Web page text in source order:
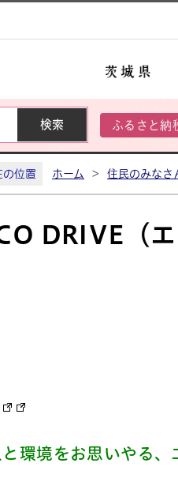
式チャンネル
ふるさと納
の位置 ホーム > 住民のみなさ
DRIVE（エ
と環境をお思いやる、